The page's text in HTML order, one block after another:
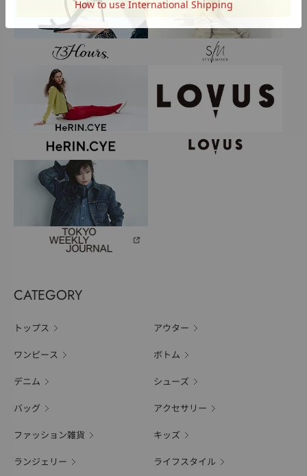
CATEGORY
トップス アウター
ワンピース ボトム
デニム シューズ
バッグ アクセサリー
ファッション雑貨 キッズ
ランジェリー ライフスタイル